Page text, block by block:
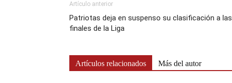
Artículo anterior
Patriotas deja en suspenso su clasificación a las
finales de la Liga
Artículos relacionados Más del autor